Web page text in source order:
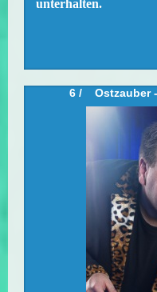
unterhalten.
6 / Ostzauber -